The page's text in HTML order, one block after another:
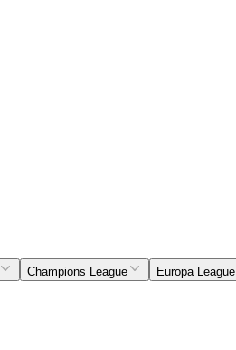
Champions League Europa League